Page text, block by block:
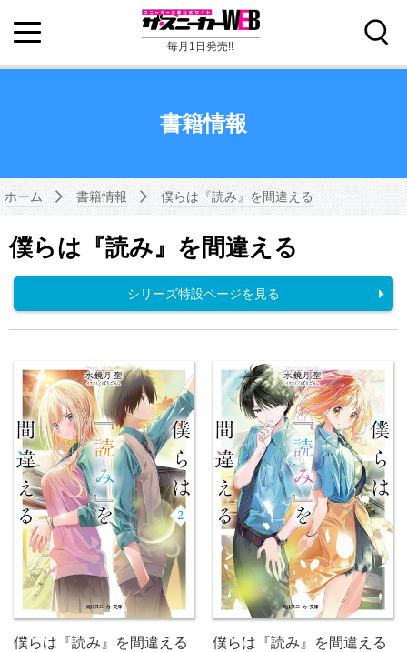
毎月1日発売!!
書籍情報
ホーム 書籍情報 僕らは『読み』を間違える
僕らは『読み』を間違える
シリーズ特設ページを見る
僕らは『読み』を間違える
僕らは『読み』を間違える